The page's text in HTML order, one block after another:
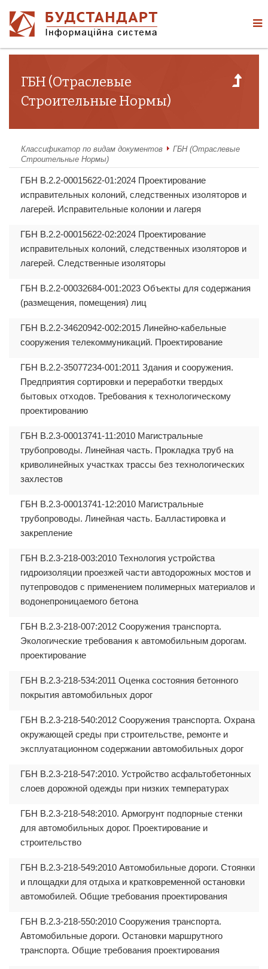
ГБН (Отраслевые
Строительные Нормы)
Классификатор по видам документов
ГБН (Отраслевые
Строительные Нормы)
ГБН В.2.2-00015622-01:2024 Проектирование
исправительных колоний, следственных изоляторов и
лагерей. Исправительные колонии и лагеря
ГБН В.2.2-00015622-02:2024 Проектирование
исправительных колоний, следственных изоляторов и
лагерей. Следственные изоляторы
ГБН В.2.2-00032684-001:2023 Объекты для содержания
(размещения, помещения) лиц
ГБН В.2.2-34620942-002:2015 Линейно-кабельные
сооружения телекоммуникаций. Проектирование
ГБН В.2.2-35077234-001:2011 Здания и сооружения.
Предприятия сортировки и переработки твердых
бытовых отходов. Требования к технологическому
проектированию
ГБН В.2.3-00013741-11:2010 Магистральные
трубопроводы. Линейная часть. Прокладка труб на
криволинейных участках трассы без технологических
захлестов
ГБН В.2.3-00013741-12:2010 Магистральные
трубопроводы. Линейная часть. Балластировка и
закрепление
ГБН В.2.3-218-003:2010 Технология устройства
гидроизоляции проезжей части автодорожных мостов и
путепроводов с применением полимерных материалов и
водонепроницаемого бетона
ГБН В.2.3-218-007:2012 Сооружения транспорта.
Экологические требования к автомобильным дорогам.
проектирование
ГБН В.2.3-218-534:2011 Оценка состояния бетонного
покрытия автомобильных дорог
ГБН В.2.3-218-540:2012 Сооружения транспорта. Охрана
окружающей среды при строительстве, ремонте и
эксплуатационном содержании автомобильных дорог
ГБН В.2.3-218-547:2010. Устройство асфальтобетонных
слоев дорожной одежды при низких температурах
ГБН В.2.3-218-548:2010. Армогрунт подпорные стенки
для автомобильных дорог. Проектирование и
строительство
ГБН В.2.3-218-549:2010 Автомобильные дороги. Стоянки
и площадки для отдыха и кратковременной остановки
автомобилей. Общие требования проектирования
ГБН В.2.3-218-550:2010 Сооружения транспорта.
Автомобильные дороги. Остановки маршрутного
транспорта. Общие требования проектирования